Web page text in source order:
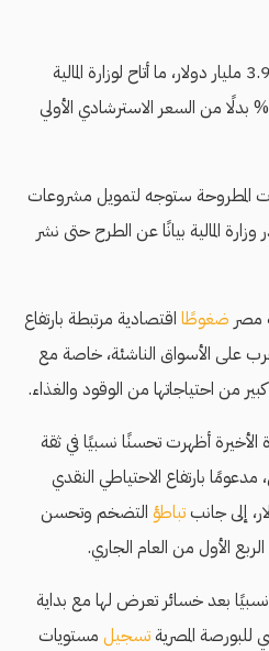
وبلغت طلبات الاكتتاب أكثر من 3.9 مليار دولار، ما أتاح لوزارة المالية
تقليص العائد النهائي إلى 7.625% بدلًا من السعر الاسترشادي الأولي
المطروحة ستوجه لتمويل مشروعات
المالية بيانًا عن الطرح حتى نشر
مصر ضغوطًا اقتصادية مرتبطة بارتفاع
على الأسواق الناشئة، خاصة مع
من احتياجاتها من الوقود والغذاء.
أظهرت تحسنًا نسبيًا في ثقة
مدعومًا بارتفاع الاحتياطي النقدي
تباطؤ التضخم وتحسن
الأول من العام الجاري.
نسبيًا بعد خسائر تعرض لها مع بداية
للبورصة المصرية تسجيل مستويات